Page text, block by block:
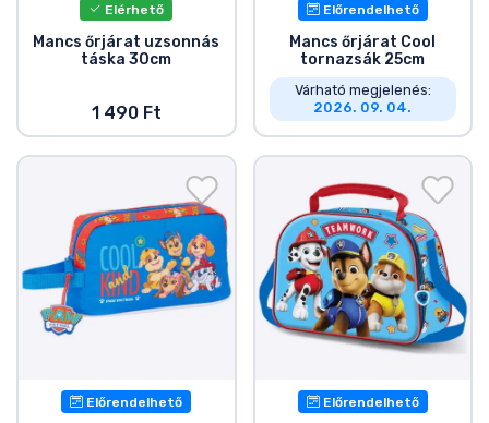
Elérhető
Mancs őrjárat uzsonnás
táska 30cm
1 490 Ft
Előrendelhető
Mancs őrjárat Cool
tornazsák 25cm
Várható megjelenés:
2026. 09. 04.
Előrendelhető Előrendelhető